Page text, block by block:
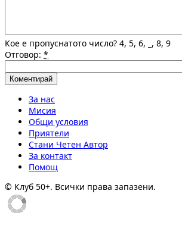
Кое е пропуснатото число? 4, 5, 6, _, 8, 9
Отговор: *
За нас
Мисия
Общи условия
Приятели
Стани Четен Автор
За контакт
Помощ
© Клуб 50+. Всички права запазени.